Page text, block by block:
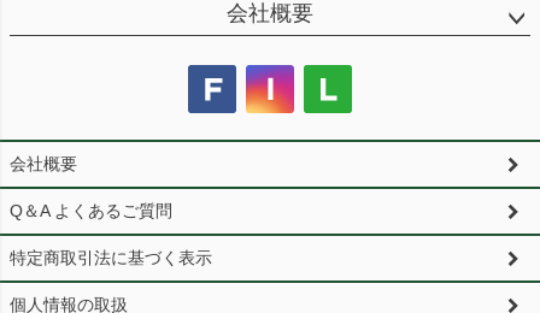
会社概要
会社概要
Q＆A よくあるご質問
特定商取引法に基づく表示
個人情報の取扱